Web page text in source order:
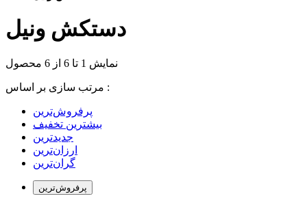
دستکش ونیل
نمایش 1 تا 6 از 6 محصول
مرتب سازی بر اساس :
بیشترین تخفیف
جدیدترین
ارزان‌ترین
گران‌ترین
پرفروش‌ترین‌